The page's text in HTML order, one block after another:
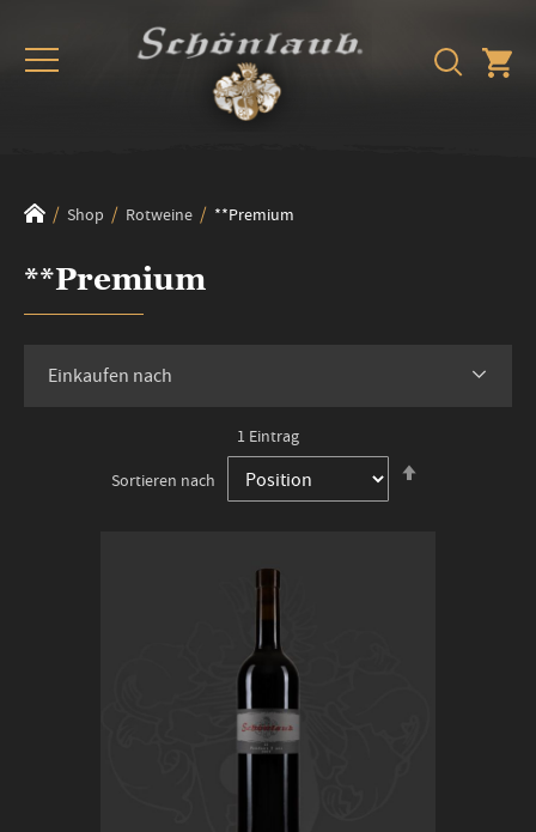
Shop Rotweine **Premium
**Premium
1 Eintrag
Sortieren nach
Einkaufen nach